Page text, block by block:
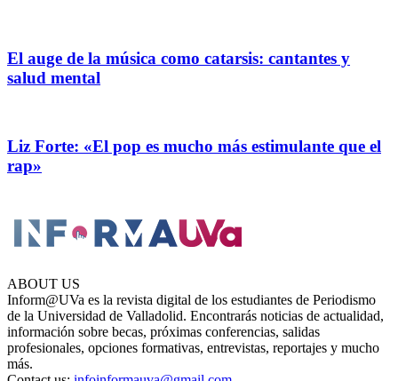
El auge de la música como catarsis: cantantes y
salud mental
Liz Forte: «El pop es mucho más estimulante que el
rap»
ABOUT US
Inform@UVa es la revista digital de los estudiantes de Periodismo
de la Universidad de Valladolid. Encontrarás noticias de actualidad,
información sobre becas, próximas conferencias, salidas
profesionales, opciones formativas, entrevistas, reportajes y mucho
más.